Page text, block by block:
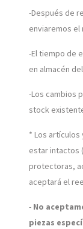
-Después de
enviaremos el
-El tiempo de
en almacén
-Los cambios
stock
* Los
estar intactos
protectoras,
aceptará el
- No
piezas